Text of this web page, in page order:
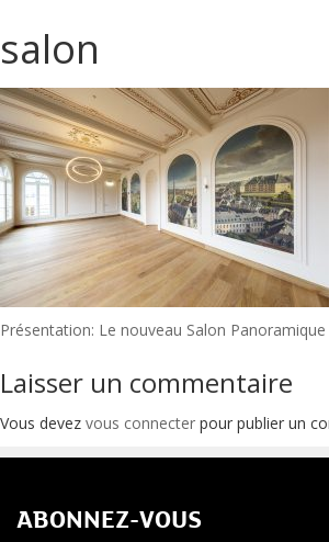
salon
Navigation
de
l’article
Présentation: Le nouveau Salon Panoramique
Laisser un commentaire
Vous devez vous connecter pour publier un
ABONNEZ-VOUS